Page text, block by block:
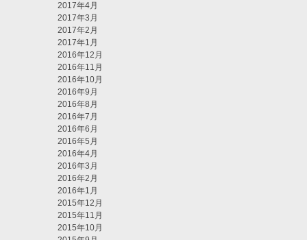
2017年4月
2017年3月
2017年2月
2017年1月
2016年12月
2016年11月
2016年10月
2016年9月
2016年8月
2016年7月
2016年6月
2016年5月
2016年4月
2016年3月
2016年2月
2016年1月
2015年12月
2015年11月
2015年10月